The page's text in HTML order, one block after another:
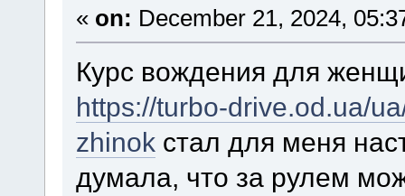
« on: December 21, 2024,
Курс вождения для
https://turbo-drive.od.ua/
zhinokстал для меня
думала, что за рулем